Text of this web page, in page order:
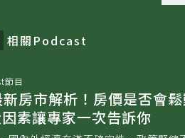
相關 Podcast
節目
房市解析！房價是否會
素讓專家一次告訴你